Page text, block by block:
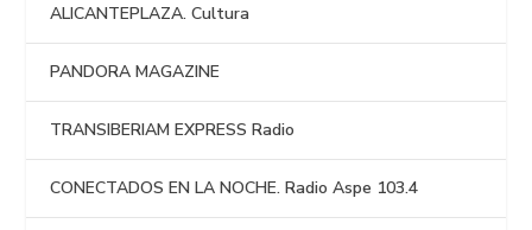
ALICANTEPLAZA. Cultura
PANDORA MAGAZINE
TRANSIBERIAM EXPRESS Radio
CONECTADOS EN LA NOCHE. Radio Aspe 103.4